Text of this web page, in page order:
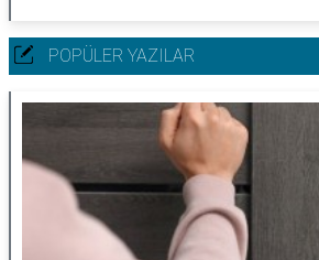
POPÜLER YAZILAR